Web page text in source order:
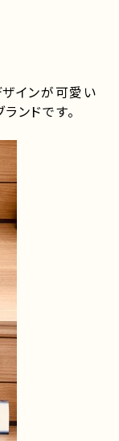
インが可愛い
ンドです。